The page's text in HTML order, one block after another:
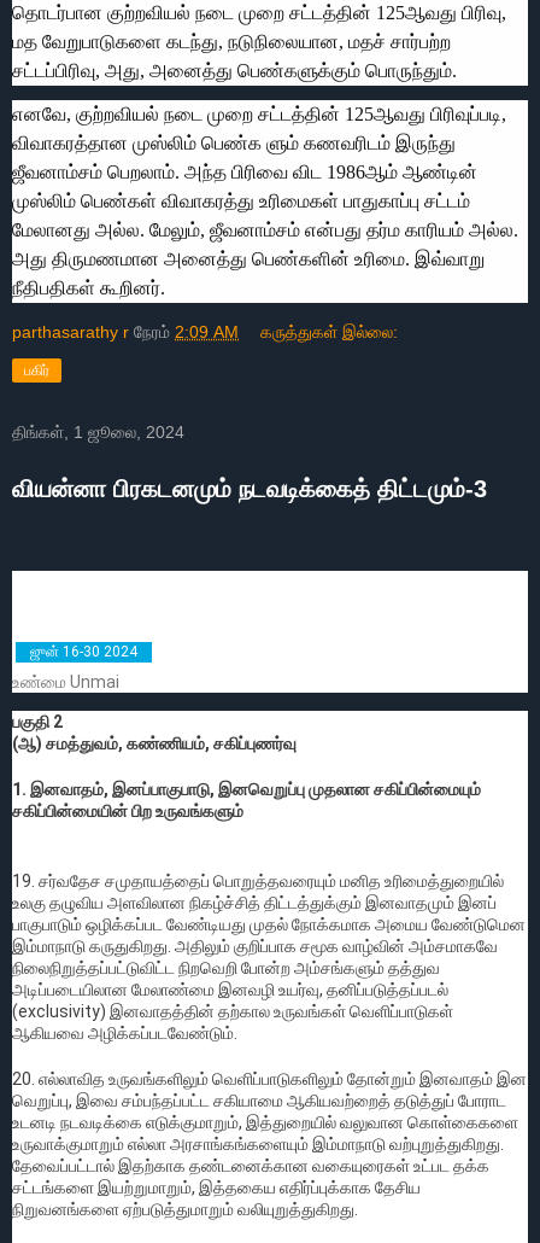
தொடர்பான குற்றவியல் நடை முறை சட்டத்தின் 125ஆவது பிரிவு,
மத வேறுபாடுகளை கடந்து, நடுநிலையான, மதச் சார்பற்ற
சட்டப்பிரிவு, அது, அனைத்து பெண்களுக்கும் பொருந்தும்.
எனவே, குற்றவியல் நடை முறை சட்டத்தின் 125ஆவது பிரிவுப்படி,
விவாகரத்தான முஸ்லிம் பெண்க ளும் கணவரிடம் இருந்து
ஜீவனாம்சம் பெறலாம். அந்த பிரிவை விட 1986ஆம் ஆண்டின்
முஸ்லிம் பெண்கள் விவாகரத்து உரிமைகள் பாதுகாப்பு சட்டம்
மேலானது அல்ல. மேலும், ஜீவனாம்சம் என்பது தர்ம காரியம் அல்ல.
அது திருமணமான அனைத்து பெண்களின் உரிமை. இவ்வாறு
நீதிபதிகள் கூறினர்.
parthasarathy r நேரம் 2:09 AM கருத்துகள் இல்லை:
பகிர்
திங்கள், 1 ஜூலை, 2024
வியன்னா பிரகடனமும் நடவடிக்கைத் திட்டமும்-3
ஜுன் 16-30 2024
உண்மை Unmai
பகுதி 2
(ஆ) சமத்துவம், கண்ணியம், சகிப்புணர்வு
1. இனவாதம், இனப்பாகுபாடு, இனவெறுப்பு முதலான சகிப்பின்மையும்
சகிப்பின்மையின் பிற உருவங்களும்
19. சர்வதேச சமுதாயத்தைப் பொறுத்தவரையும் மனித உரிமைத்துறையில்
உலகு தழுவிய அளவிலான நிகழ்ச்சித் திட்டத்துக்கும் இனவாதமும் இனப்
பாகுபாடும் ஒழிக்கப்பட வேண்டியது முதல் நோக்கமாக அமைய வேண்டுமென
இம்மாநாடு கருதுகிறது. அதிலும் குறிப்பாக சமூக வாழ்வின் அம்சமாகவே
நிலைநிறுத்தப்பட்டுவிட்ட நிறவெறி போன்ற அம்சங்களும் தத்துவ
அடிப்படையிலான மேலாண்மை இனவழி உயர்வு, தனிப்படுத்தப்படல்
(exclusivity) இனவாதத்தின் தற்கால உருவங்கள் வெளிப்பாடுகள்
ஆகியவை அழிக்கப்படவேண்டும்.
20. எல்லாவித உருவங்களிலும் வெளிப்பாடுகளிலும் தோன்றும் இனவாதம் இன
வெறுப்பு, இவை சம்பந்தப்பட்ட சகியாமை ஆகியவற்றைத் தடுத்துப் போராட
உடனடி நடவடிக்கை எடுக்குமாறும், இத்துறையில் வலுவான கொள்கைகளை
உருவாக்குமாறும் எல்லா அரசாங்கங்களையும் இம்மாநாடு வற்புறுத்துகிறது.
தேவைப்பட்டால் இதற்காக தண்டனைக்கான வகையுரைகள் உட்பட தக்க
சட்டங்களை இயற்றுமாறும், இத்தகைய எதிர்ப்புக்காக தேசிய
நிறுவனங்களை ஏற்படுத்துமாறும் வலியுறுத்துகிறது.